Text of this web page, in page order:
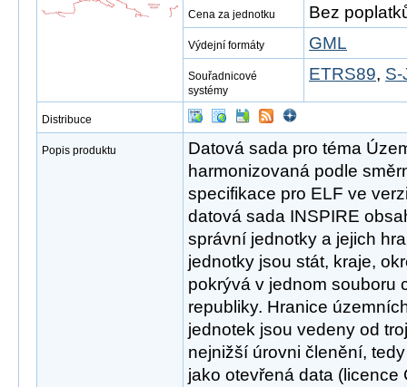
Cena za jednotku Bez
Výdejní formáty GML
Souřadnicové
systémy
ETRS89, S-
Distribuce
Popis produktu
Datová sada pro téma
harmonizovaná podle
specifikace pro ELF ve
datová sada INSPIRE
správní jednotky a jejich
jednotky jsou stát, kraje,
pokrývá v jednom souboru
republiky. Hranice
jednotek jsou vedeny od
nejnižší úrovni členění,
jako otevřená data (licence